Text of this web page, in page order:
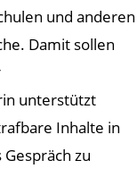
und anderen
Damit sollen
unterstützt
Inhalte in
zu